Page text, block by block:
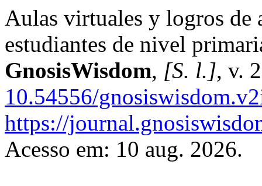
Aulas virtuales y logros de
estudiantes de nivel
GnosisWisdom, [S. l.], v.
10.54556/
https://
Acesso em: 10 aug. 2026.